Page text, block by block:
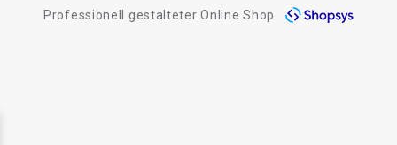
Professionell gestalteter Online Shop